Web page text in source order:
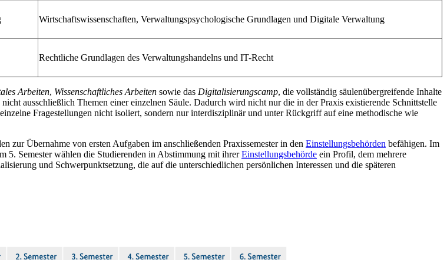
Wirtschaftswissenschaften, Verwaltungspsychologische Grundlagen und Digitale Verwaltung
Rechtliche Grundlagen des Verwaltungshandelns und IT-Recht
Arbeiten, Wissenschaftliches Arbeiten sowie das Digitalisierungscamp, die vollständig säulenübergreifende Inhalte
ausschließlich Themen einer einzelnen Säule. Dadurch wird nicht nur die in der Praxis existierende Schnittstelle
Fragestellungen nicht isoliert, sondern nur interdisziplinär und unter Rückgriff auf eine methodische wie
zur Übernahme von ersten Aufgaben im anschließenden Praxissemester in den Einstellungsbehörden befähigen. Im
5. Semester wählen die Studierenden in Abstimmung mit ihrerEinstellungsbehörde ein Profil, dem mehrere
und Schwerpunktsetzung, die auf die unterschiedlichen persönlichen Interessen und die späteren